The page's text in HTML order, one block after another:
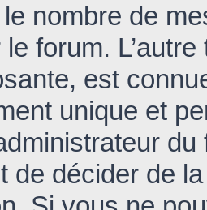
nombre de
forum.
est
unique et
de décider de